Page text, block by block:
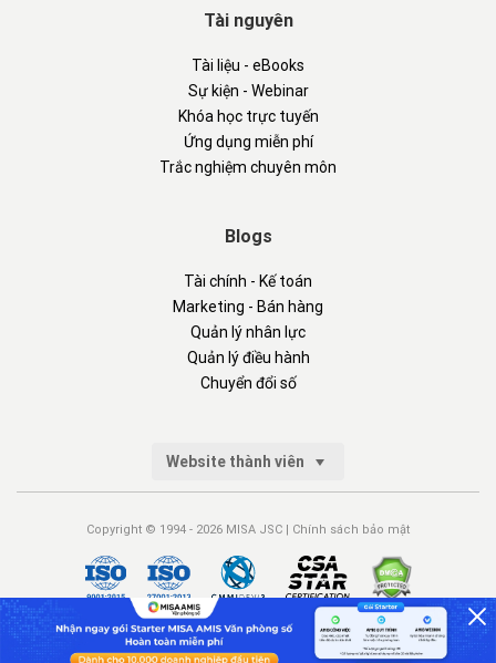
Tài nguyên
Tài liệu - eBooks
Sự kiện - Webinar
Khóa học trực tuyến
Ứng dụng miễn phí
Trắc nghiệm chuyên môn
Blogs
Tài chính - Kế toán
Marketing - Bán hàng
Quản lý nhân lực
Quản lý điều hành
Chuyển đổi số
Website thành viên
Copyright © 1994 - 2026 MISA JSC | Chính sách bảo mật